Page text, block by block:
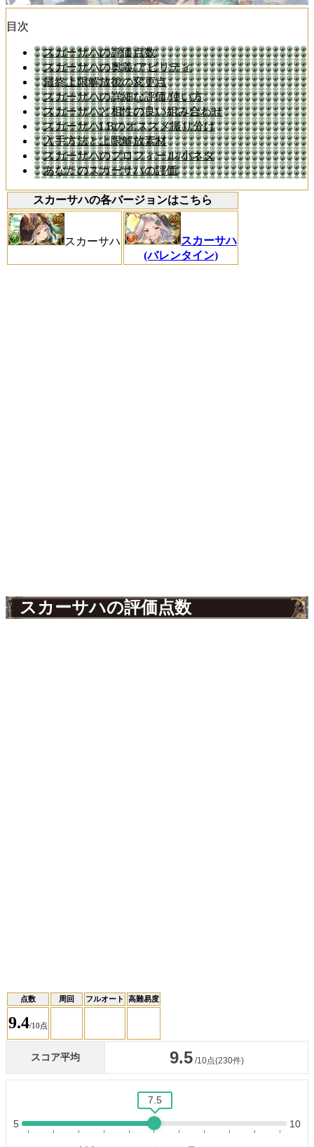
目次
スカーサハの評価点数
スカーサハの奥義/アビリティ
最終上限解放後の変更点
スカーサハの詳細な評価/使い方
スカーサハと相性の良い組み合わせ
スカーサハLBのオススメ振り分け
入手方法と上限解放素材
スカーサハのプロフィール/小ネタ
あなたのスカーサハの評価
スカーサハの各バージョンはこちら
スカーサハ
スカーサハ
(バレンタイン)
スカーサハの評価点数
点数 周回 フルオート 高難易度
9.4/10点